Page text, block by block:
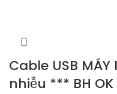
Cable USB
nhiễu *** BH OK